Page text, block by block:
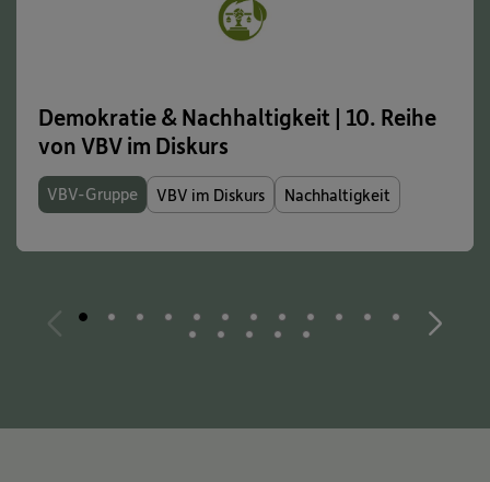
Demokratie & Nachhaltigkeit | 10. Reihe
von VBV im Diskurs
VBV-Gruppe VBV im Diskurs Nachhaltigkeit